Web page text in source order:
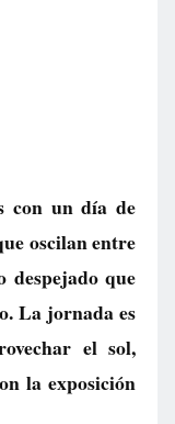
con un día de
oscilan entre
despejado que
La jornada es
el sol,
la exposición